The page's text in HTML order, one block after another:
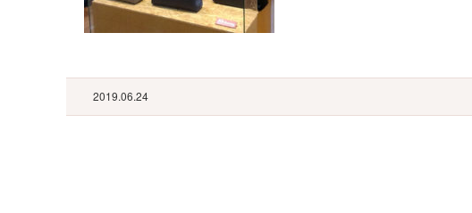
2019.06.24